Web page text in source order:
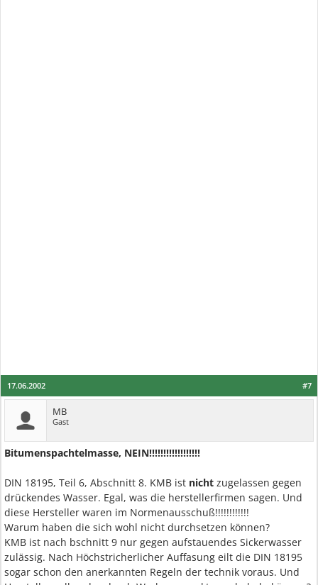
#7
17.06.2002
MB
Gast
Bitumenspachtelmasse, NEIN!!!!!!!!!!!!!!!!!!
DIN 18195, Teil 6, Abschnitt 8. KMB ist nicht zugelassen gegen
drückendes Wasser. Egal, was die herstellerfirmen sagen. Und
diese Hersteller waren im Normenausschuß!!!!!!!!!!!!
Warum haben die sich wohl nicht durchsetzen können?
KMB ist nach bschnitt 9 nur gegen aufstauendes Sickerwasser
zulässig. Nach Höchstricherlicher Auffasung eilt die DIN 18195
sogar schon den anerkannten Regeln der technik voraus. Und